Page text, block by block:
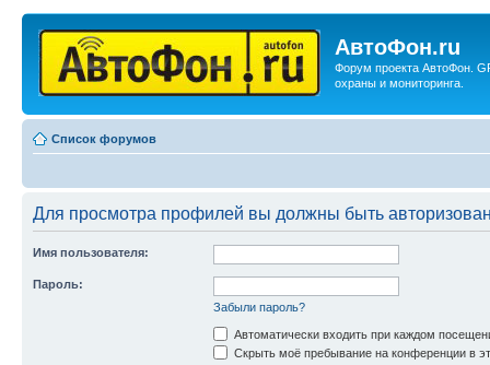
АвтоФон.ru
Форум проекта АвтоФон.
охраны и мониторинга.
Список форумов
Для просмотра профилей вы должны быть
Имя пользователя:
Пароль:
Забыли пароль?
Автоматически входить при каждом
Скрыть моё пребывание на конференции в